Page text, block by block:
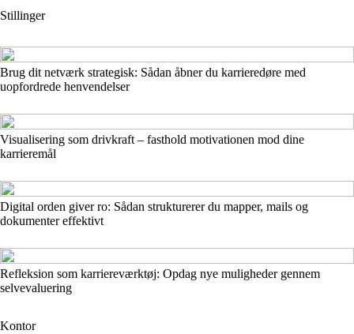
Stillinger
Brug dit netværk strategisk: Sådan åbner du karrieredøre med
uopfordrede henvendelser
Visualisering som drivkraft – fasthold motivationen mod dine
karrieremål
Digital orden giver ro: Sådan strukturerer du mapper, mails og
dokumenter effektivt
Refleksion som karriereværktøj: Opdag nye muligheder gennem
selvevaluering
Kontor